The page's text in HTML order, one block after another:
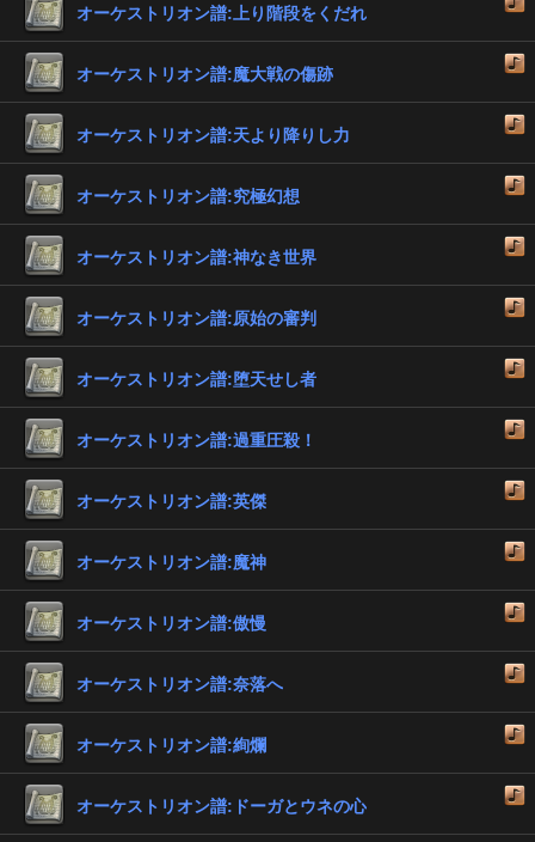
オーケストリオン譜:上り階段をくだれ
オーケストリオン譜:魔大戦の傷跡
オーケストリオン譜:天より降りし力
オーケストリオン譜:究極幻想
オーケストリオン譜:神なき世界
オーケストリオン譜:原始の審判
オーケストリオン譜:堕天せし者
オーケストリオン譜:過重圧殺！
オーケストリオン譜:英傑
オーケストリオン譜:魔神
オーケストリオン譜:傲慢
オーケストリオン譜:奈落へ
オーケストリオン譜:絢爛
オーケストリオン譜:ドーガとウネの心